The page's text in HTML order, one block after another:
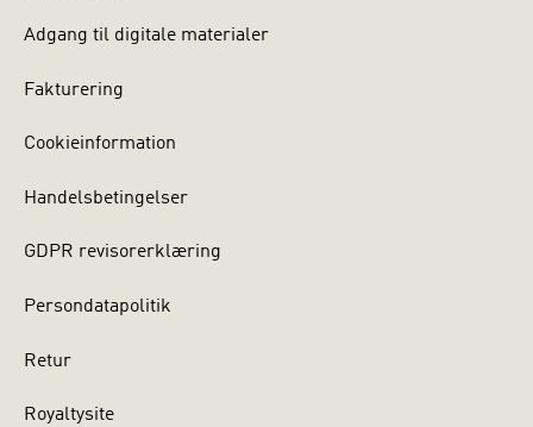
Adgang til digitale materialer
Fakturering
Cookieinformation
Handelsbetingelser
GDPR revisorerklæring
Persondatapolitik
Retur
Royaltysite